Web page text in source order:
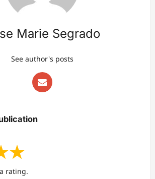
Marie Segrado
See author's posts
★
rating.